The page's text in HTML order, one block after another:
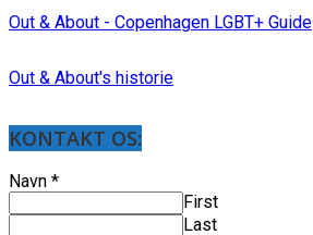
Out & About - Copenhagen LGBT+ Guide
Out & About's historie
KONTAKT OS:
Navn *
First
Last